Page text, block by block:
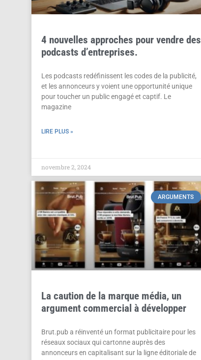
4 nouvelles approches pour vendre des
podcasts d’entreprises.
Les podcasts redéfinissent les codes de la publicité,
et les annonceurs y voient une opportunité unique
pour toucher un public engagé et captif. Le
magazine
LIRE PLUS »
novembre 2, 2024
ARGUMENTS
La caution de la marque média, un
argument commercial à développer
Brut.pub a réinventé un format publicitaire pour les
réseaux sociaux qui cartonne auprès des
annonceurs en capitalisant sur la ligne éditoriale de